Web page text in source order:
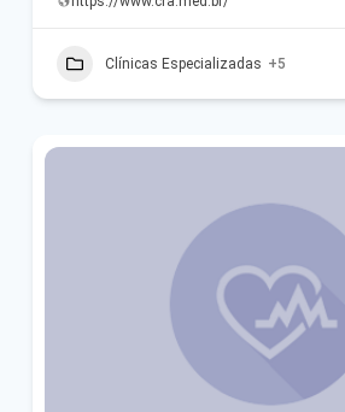
Clínicas Especializadas +5